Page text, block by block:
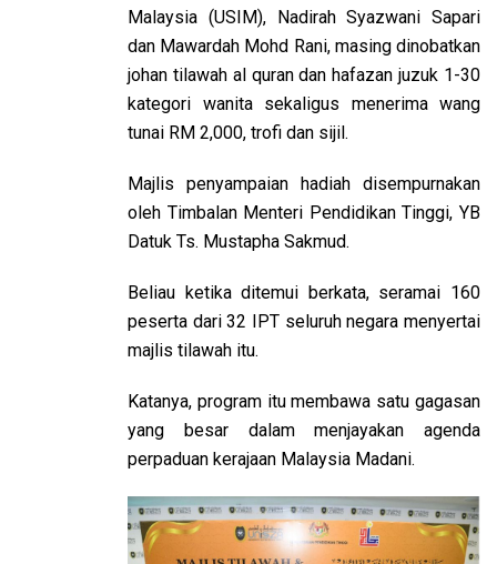
Malaysia (USIM), Nadirah Syazwani Sapari
dan Mawardah Mohd Rani, masing dinobatkan
johan tilawah al quran dan hafazan juzuk 1-30
kategori wanita sekaligus menerima wang
tunai RM 2,000, trofi dan sijil.
Majlis penyampaian hadiah disempurnakan
oleh Timbalan Menteri Pendidikan Tinggi, YB
Datuk Ts. Mustapha Sakmud.
Beliau ketika ditemui berkata, seramai 160
peserta dari 32 IPT seluruh negara menyertai
majlis tilawah itu.
Katanya, program itu membawa satu gagasan
yang besar dalam menjayakan agenda
perpaduan kerajaan Malaysia Madani.